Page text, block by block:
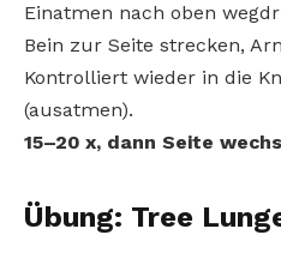
Einatmen nach oben
Bein zur Seite strecken,
Kontrolliert wieder in die
(ausatmen).
15–20 x, dann Seite
Übung: Tree